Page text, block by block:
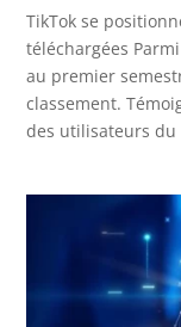
TikTok se
téléchargées
au premier
classement.
des utilisateurs